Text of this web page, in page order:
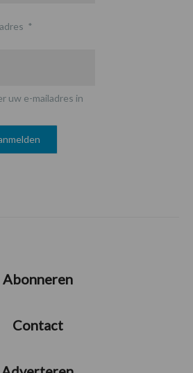
*
uw e-mailadres in
Abonneren
Contact